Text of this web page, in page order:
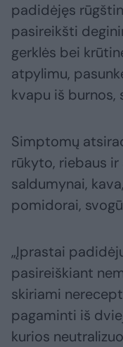
padidėjęs
pasireikšti
gerklės bei
atpylimu,
kvapu iš burnos,
Simptomų
rūkyto, riebaus
saldumynai,
pomidorai,
„Įprastai
pasireiškiant
skiriami
pagaminti iš
kurios